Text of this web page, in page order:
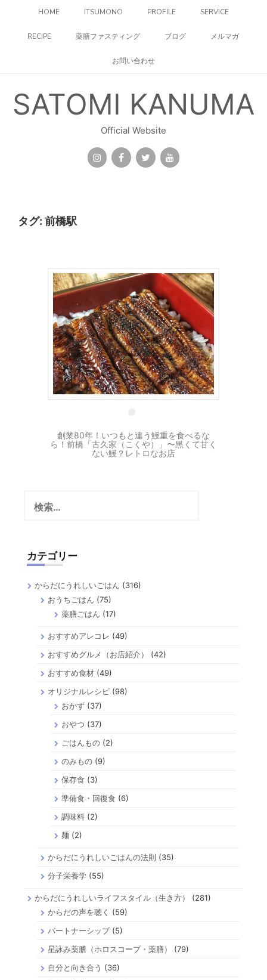
HOME ITSUMONO PROFILE SERVICE
RECIPE 薬膳ファスティング ブログ メルマガ
お問い合わせ
SATOMI KANUMA
Official Website
タグ: 前橋駅
16 3月
創業80年！いつもと違う鰻重を食べるな
ら！前橋「古久家（こくや）」〜黒くて甘く
ない鰻？レトロなお店
カテゴリー
からだにうれしいごはん (316)
おうちごはん (75)
薬膳ごはん (17)
おすすめアレコレ (49)
おすすめグルメ（お店紹介）
(42)
おすすめ食材 (49)
オリジナルレシピ (98)
おかず(37)
おやつ (37)
ごはんもの(2)
のみもの(9)
保存食 (3)
準備食・回復食 (6)
調味料(2)
麺 (2)
からだにうれしいごはんの法則 (35)
分子栄養学 (55)
からだにうれしいライフスタイル（生き方）
(281)
からだの声を聴く
(59)
パートナーシップ(5)
星詠み薬膳（ホロスコープ・薬膳）
(79)
自分と向き合う (36)